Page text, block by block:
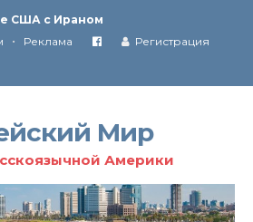
США с Ираном
Революции в Иране
• Реклама
Регистрация
Мир
Америки